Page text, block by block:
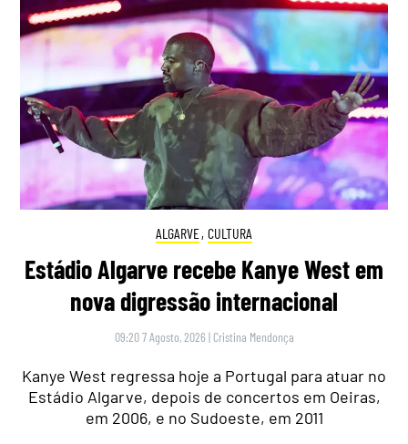
ALGARVE, CULTURA
Estádio Algarve recebe Kanye West em
nova digressão internacional
09:20 7 Agosto, 2026 | Cristina Mendonça
Kanye West regressa hoje a Portugal para atuar no
Estádio Algarve, depois de concertos em Oeiras,
em 2006, e no Sudoeste, em 2011